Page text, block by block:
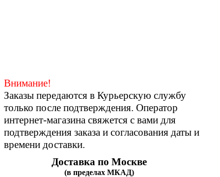
Внимание!
Заказы передаются в Курьерскую службу
только после подтверждения. Оператор
интернет-магазина свяжется с вами для
подтверждения заказа и согласования даты и
времени доставки.
Доставка по Москве
(в пределах МКАД)